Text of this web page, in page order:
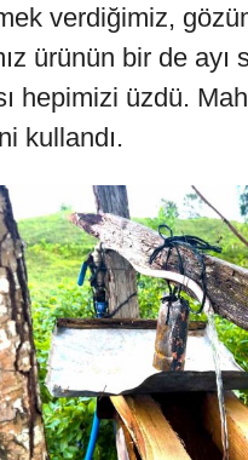
verdiğimiz,
ürünün bir de ayı
hepimizi üzdü.
kullandı.